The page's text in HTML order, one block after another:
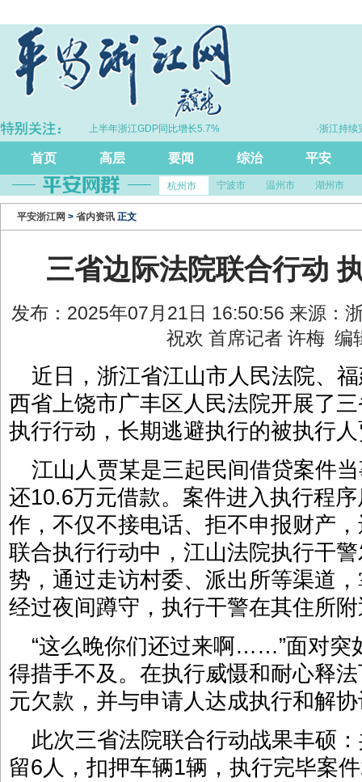
·上半年浙江GDP同比增长5.7% ·浙江持续完
首页 高层 要闻 综治 平安
杭州市 宁波市 温州市 湖州市
平安浙江网 > 省内资讯 正文
三省边际法院联合行动
发布：2025年07月21日 16:50:56 来源：
祝欢 首席记者 许梅
近日，浙江省江山市人民法院、
西省上饶市广丰区人民法院开展了
执行行动，长期逃避执行的被执行
江山人贾某是三起民间借贷案件
还10.6万元借款。案件进入执行程
作，不仅不接电话、拒不申报财产
联合执行行动中，江山法院执行干
势，通过走访村委、派出所等渠道
经过夜间蹲守，执行干警在其住所
“这么晚你们还过来啊……”面对突
得措手不及。在执行威慑和耐心释
元欠款，并与申请人达成执行和解
此次三省法院联合行动战果丰硕
留6人，扣押车辆1辆，执行完毕案